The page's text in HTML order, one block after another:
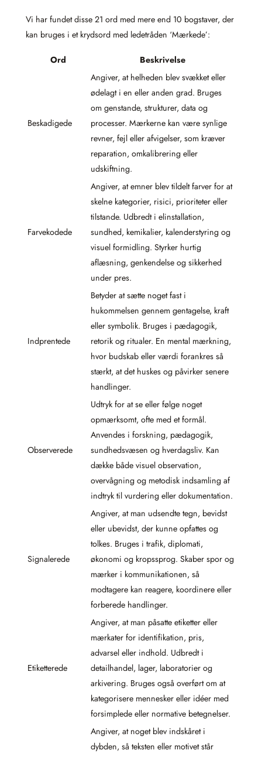
Vi har fundet disse 21 ord med mere end 10 bogstaver, der
kan bruges i et krydsord med ledetråden ‘Mærkede’:
Ord Beskrivelse
Beskadigede
Angiver, at helheden blev svækket eller
ødelagt i en eller anden grad. Bruges
om genstande, strukturer, data og
processer. Mærkerne kan være synlige
revner, fejl eller afvigelser, som kræver
reparation, omkalibrering eller
udskiftning.
Farvekodede
Angiver, at emner blev tildelt farver for at
skelne kategorier, risici, prioriteter eller
tilstande. Udbredt i elinstallation,
sundhed, kemikalier, kalenderstyring og
visuel formidling. Styrker hurtig
aflæsning, genkendelse og sikkerhed
under pres.
Indprentede
Betyder at sætte noget fast i
hukommelsen gennem gentagelse, kraft
eller symbolik. Bruges i pædagogik,
retorik og ritualer. En mental mærkning,
hvor budskab eller værdi forankres så
stærkt, at det huskes og påvirker senere
handlinger.
Observerede
Udtryk for at se eller følge noget
opmærksomt, ofte med et formål.
Anvendes i forskning, pædagogik,
sundhedsvæsen og hverdagsliv. Kan
dække både visuel observation,
overvågning og metodisk indsamling af
indtryk til vurdering eller dokumentation.
Signalerede
Angiver, at man udsendte tegn, bevidst
eller ubevidst, der kunne opfattes og
tolkes. Bruges i trafik, diplomati,
økonomi og kropssprog. Skaber spor og
mærker i kommunikationen, så
modtagere kan reagere, koordinere eller
forberede handlinger.
Etiketterede
Angiver, at man påsatte etiketter eller
mærkater for identifikation, pris,
advarsel eller indhold. Udbredt i
detailhandel, lager, laboratorier og
arkivering. Bruges også overført om at
kategorisere mennesker eller idéer med
forsimplede eller normative betegnelser.
Angiver, at noget blev indskåret i
dybden, så teksten eller motivet står